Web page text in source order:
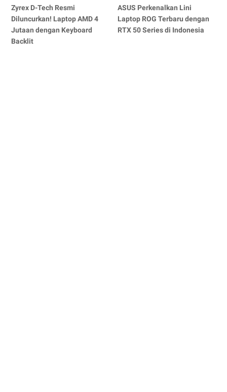
Zyrex D-Tech Resmi
Diluncurkan! Laptop AMD 4
Jutaan dengan Keyboard
Backlit
ASUS Perkenalkan Lini
Laptop ROG Terbaru dengan
RTX 50 Series di Indonesia